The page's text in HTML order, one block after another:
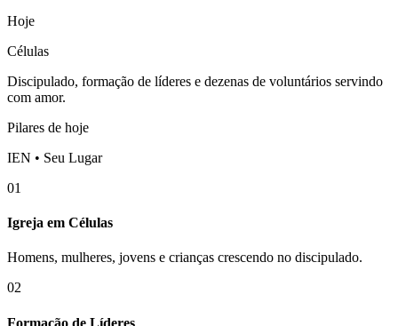
Hoje
Células
Discipulado, formação de líderes e dezenas de voluntários servindo
com amor.
Pilares de hoje
IEN • Seu Lugar
01
Igreja em Células
Homens, mulheres, jovens e crianças crescendo no discipulado.
02
Formação de Líderes